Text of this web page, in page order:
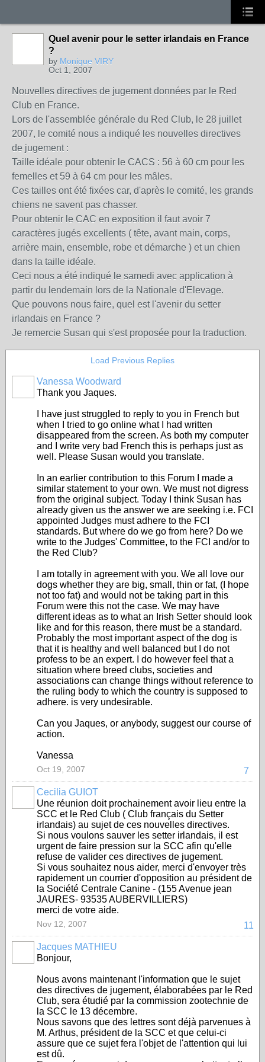
Quel avenir pour le setter irlandais en France
?
by Monique VIRY
Oct 1, 2007
Nouvelles directives de jugement données par le Red
Club en France.
Lors de l'assemblée générale du Red Club, le 28 juillet
2007, le comité nous a indiqué les nouvelles directives
de jugement :
Taille idéale pour obtenir le CACS : 56 à 60 cm pour les
femelles et 59 à 64 cm pour les mâles.
Ces tailles ont été fixées car, d'après le comité, les grands
chiens ne savent pas chasser.
Pour obtenir le CAC en exposition il faut avoir 7
caractères jugés excellents ( tête, avant main, corps,
arrière main, ensemble, robe et démarche ) et un chien
dans la taille idéale.
Ceci nous a été indiqué le samedi avec application à
partir du lendemain lors de la Nationale d'Elevage.
Que pouvons nous faire, quel est l'avenir du setter
irlandais en France ?
Je remercie Susan qui s'est proposée pour la traduction.
Load Previous Replies
Vanessa Woodward
Thank you Jaques.
I have just struggled to reply to you in French but
when I tried to go online what I had written
disappeared from the screen. As both my computer
and I write very bad French this is perhaps just as
well. Please Susan would you translate.
In an earlier contribution to this Forum I made a
similar statement to your own. We must not digress
from the original subject. Today I think Susan has
already given us the answer we are seeking i.e. FCI
appointed Judges must adhere to the FCI
standards. But where do we go from here? Do we
write to the Judges' Committee, to the FCI and/or to
the Red Club?
I am totally in agreement with you. We all love our
dogs whether they are big, small, thin or fat, (I hope
not too fat) and would not be taking part in this
Forum were this not the case. We may have
different ideas as to what an Irish Setter should look
like and for this reason, there must be a standard.
Probably the most important aspect of the dog is
that it is healthy and well balanced but I do not
profess to be an expert. I do however feel that a
situation where breed clubs, societies and
associations can change things without reference to
the ruling body to which the country is supposed to
adhere. is very undesirable.
Can you Jaques, or anybody, suggest our course of
action.
Vanessa
7
Oct 19, 2007
Cecilia GUIOT
Une réunion doit prochainement avoir lieu entre la
SCC et le Red Club ( Club français du Setter
irlandais) au sujet de ces nouvelles directives.
Si nous voulons sauver les setter irlandais, il est
urgent de faire pression sur la SCC afin qu'elle
refuse de valider ces directives de jugement.
Si vous souhaitez nous aider, merci d'envoyer très
rapidement un courrier d'opposition au président de
la Société Centrale Canine - (155 Avenue jean
JAURES- 93535 AUBERVILLIERS)
merci de votre aide.
11
Nov 12, 2007
Jacques MATHIEU
Bonjour,
Nous avons maintenant l'information que le sujet
des directives de jugement, élaborabées par le Red
Club, sera étudié par la commission zootechnie de
la SCC le 13 décembre.
Nous savons que des lettres sont déjà parvenues à
M. Arthus, président de la SCC et que celui-ci
assure que ce sujet fera l'objet de l'attention qui lui
est dû.